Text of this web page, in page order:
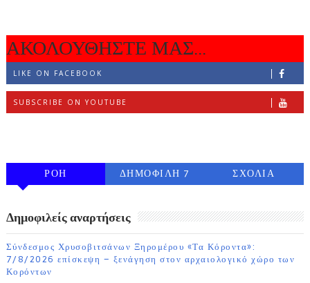
ΑΚΟΛΟΥΘΗΣΤΕ ΜΑΣ...
LIKE ON FACEBOOK
SUBSCRIBE ON YOUTUBE
ΡΟΗ
ΔΗΜΟΦΙΛΗ 7
ΣΧΟΛΙΑ
Δημοφιλείς αναρτήσεις
Σύνδεσμος Χρυσοβιτσάνων Ξηρομέρου «Τα Κόροντα»:
7/8/2026 επίσκεψη – ξενάγηση στον αρχαιολογικό χώρο των
Κορόντων